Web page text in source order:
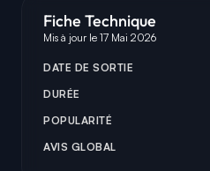
Fiche Technique
Mis à jour le 17 Mai 2026
DATE DE SORTIE
DURÉE
POPULARITÉ
AVIS GLOBAL